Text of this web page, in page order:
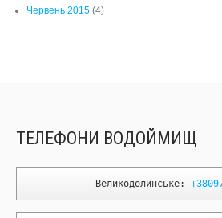
Червень 2015 (4)
ТЕЛЕФОНИ ВОДОЙМИЩ
Великодолинське: